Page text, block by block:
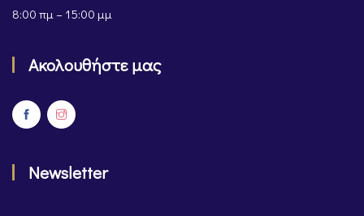
8:00 πμ – 15:00 μμ
Ακολουθήστε μας
Newsletter